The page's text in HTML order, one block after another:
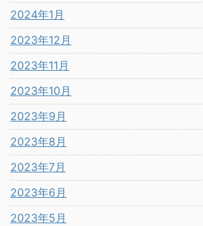
2024年1月
2023年12月
2023年11月
2023年10月
2023年9月
2023年8月
2023年7月
2023年6月
2023年5月